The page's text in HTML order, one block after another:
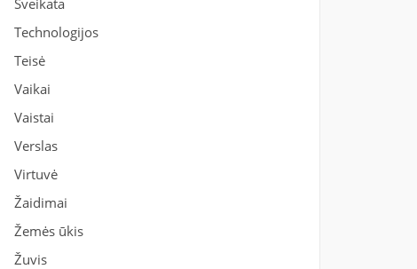
Sveikata
Technologijos
Teisė
Vaikai
Vaistai
Verslas
Virtuvė
Žaidimai
Žemės ūkis
Žuvis